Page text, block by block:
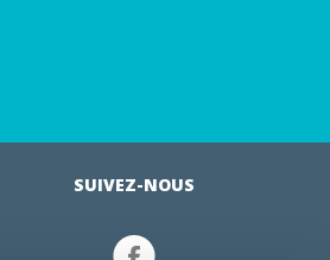
SUIVEZ-NOUS